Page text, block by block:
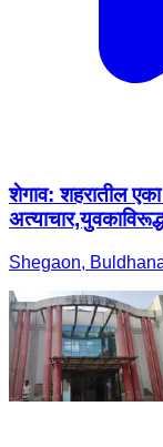
शेगाव: शहरातील
Shegaon,